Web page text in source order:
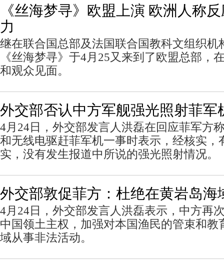
《丝海梦寻》欧盟上演 欧洲人称
力
继在联合国总部及法国联合国教科文组织机
《丝海梦寻》于4月25又来到了欧盟总部，
和观众见面。
外交部否认中方军舰强光照射菲军
4月24日，外交部发言人洪磊在回应菲军方
和无线电驱赶菲军机一事时表示，经核实，
实，没有发生报道中所说的强光照射情况。
外交部敦促菲方：杜绝在黄岩岛海
4月24日，外交部发言人洪磊表示，中方再
中国领土主权，加强对本国渔民的管束和教
域从事非法活动。